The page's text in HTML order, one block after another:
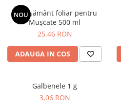
Gazon
Gura leului
Ochiul boului
Panselute
Regina noptii
Cereale
Conifere
Floarea Soarelui
Flori si Plante Ornamentale
Gazon
Lucerna
Pomi fructiferi
NOU
Îngrășământ foliar pentru
Mușcate 500 ml
25,46 RON
ADAUGA IN COS
Galbenele 1 g
3,06 RON